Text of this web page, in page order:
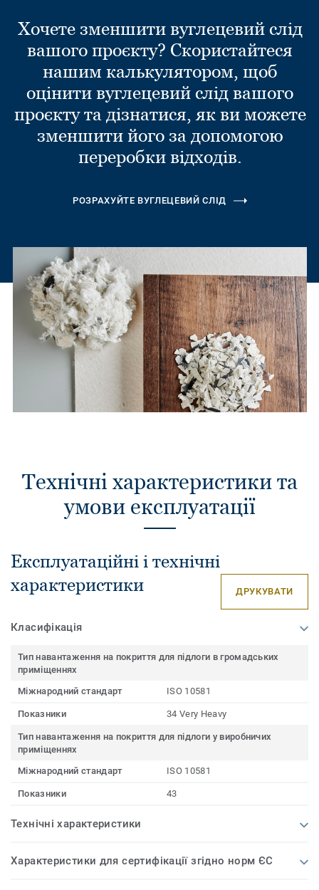
Хочете зменшити вуглецевий слід
вашого проєкту? Скористайтеся
нашим калькулятором, щоб
оцінити вуглецевий слід вашого
проєкту та дізнатися, як ви можете
зменшити його за допомогою
переробки відходів.
РОЗРАХУЙТЕ ВУГЛЕЦЕВИЙ СЛІД
Технічні характеристики та
умови експлуатації
Експлуатаційні і технічні
характеристики
ДРУКУВАТИ
Класифікація
Тип навантаження на покриття для підлоги в громадських
приміщеннях
Міжнародний стандарт
ISO 10581
Показники 34 Very Heavy
Тип навантаження на покриття для підлоги у виробничих
приміщеннях
Міжнародний стандарт
ISO 10581
Показники 43
Технічні характеристики
Характеристики для сертифікації згідно норм ЄС